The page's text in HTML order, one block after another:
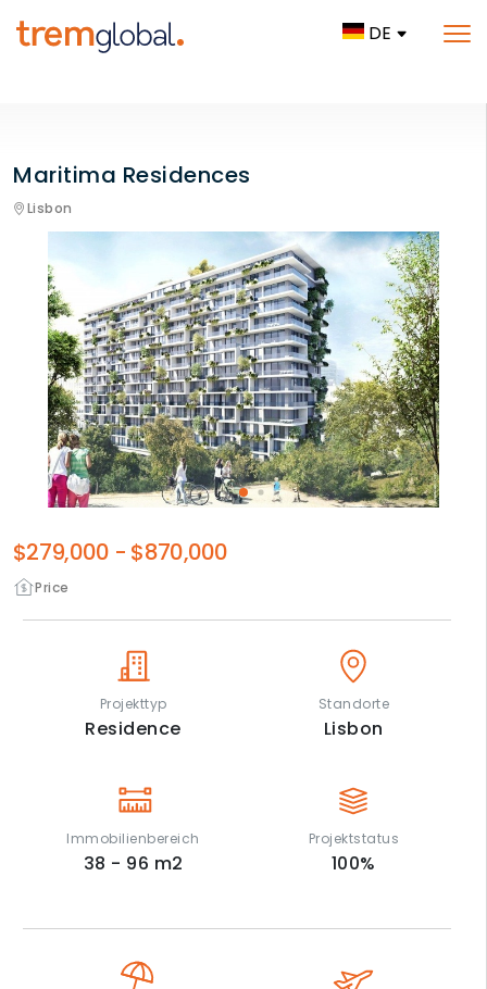
DE
Maritima Residences
Lisbon
Price
$279,000 - $870,000
Projekttyp
Residence
Standorte
Lisbon
Immobilienbereich
38 - 96 m2
Projektstatus
100%